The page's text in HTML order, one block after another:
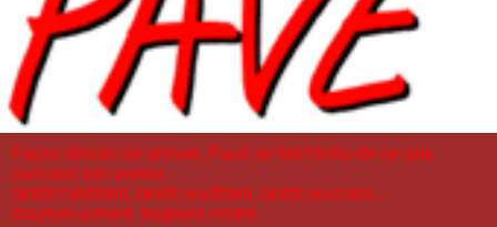
Façon dessin de presse, Pavé se fait l'écho de ce que
parcourt son auteur,
tantôt méditant, tantôt souffrant, tantôt souriant...
toujours aimant, toujours vivant.